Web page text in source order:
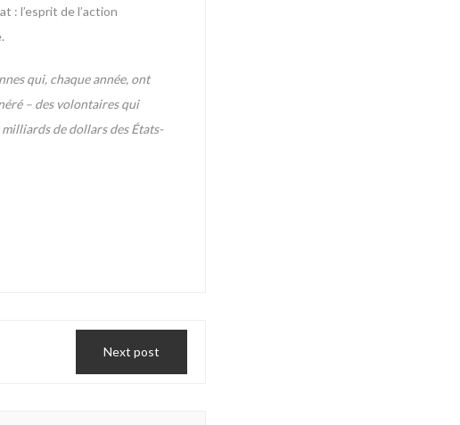
: l’esprit de l’action
qui, chaque année, ont
– des volontaires qui
de dollars des États-
Next post